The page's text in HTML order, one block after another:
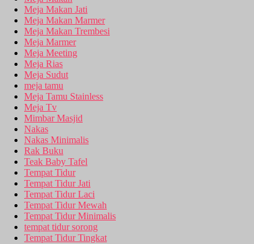
Meja Makan Jati
Meja Makan Marmer
Meja Makan Trembesi
Meja Marmer
Meja Meeting
Meja Rias
Meja Sudut
meja tamu
Meja Tamu Stainless
Meja Tv
Mimbar Masjid
Nakas
Nakas Minimalis
Rak Buku
Teak Baby Tafel
Tempat Tidur
Tempat Tidur Jati
Tempat Tidur Laci
Tempat Tidur Mewah
Tempat Tidur Minimalis
tempat tidur sorong
Tempat Tidur Tingkat